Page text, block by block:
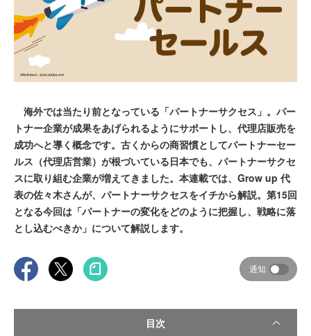
海外では当たり前となっている「パートナーサクセス」。パー
トナー企業が成果をあげられるようにサポートし、代理店販売を
成功へと導く概念です。古くからの商習慣としてパートナーセー
ルス（代理店営業）が根づいている日本でも、パートナーサクセ
スに取り組む企業が増えてきました。本連載では、Grow up 代
表の佐々木さんが、パートナーサクセスをイチから解説。第15回
となる今回は「パートナーの変化をどのように把握し、戦略に落
とし込むべきか」について解説します。
通知
目次